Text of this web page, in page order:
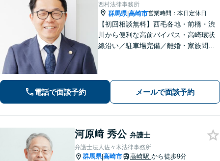
西村法律事務所
群馬県|高崎市営業時間：本日定休日
【初回相談無料】西毛各地・前橋・渋
川から便利な高前バイパス・高崎環状
線沿い／駐車場完備／離婚・家族問
感にアンテナを張り正しい手続で遺産
分割を実現
電話で面談予約 メールで面談予約
河原﨑 秀公 弁護士
弁護士法人佐々木法律事務所
群馬県|高崎市 高崎駅 から徒歩9分